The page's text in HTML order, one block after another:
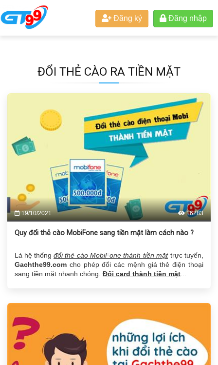
Đăng ký Đăng nhập
ĐỔI THẺ CÀO RA TIỀN MẶT
19/10/2021 16283
Quy đổi thẻ cào MobiFone sang tiền mặt làm cách nào ?
Là hệ thống đổi thẻ cào MobiFone thành tiền mặttrực tuyến,
Gachthe99.com cho phép đổi các mệnh giá thẻ điện thoại
sang tiền mặt nhanh chóng. Đổi card thành tiền mặt...